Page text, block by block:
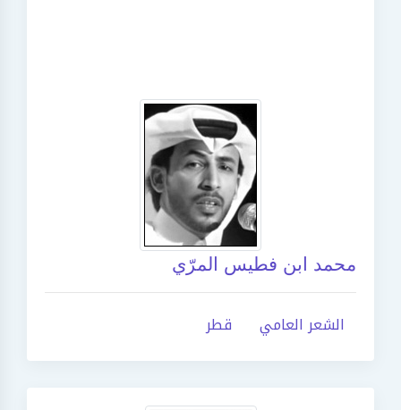
محمد ابن فطيس المرّي
الشعر العامي قطر